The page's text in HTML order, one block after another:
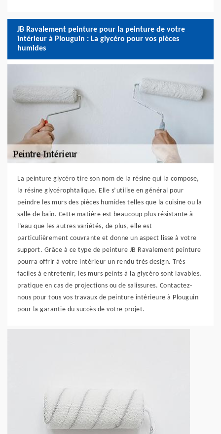
JB Ravalement peinture pour la peinture de votre
intérieur à Plouguin : La glycéro pour vos pièces
humides
La peinture glycéro tire son nom de la résine qui la compose,
la résine glycérophtalique. Elle s’utilise en général pour
peindre les murs des pièces humides telles que la cuisine ou la
salle de bain. Cette matière est beaucoup plus résistante à
l’eau que les autres variétés, de plus, elle est
particulièrement couvrante et donne un aspect lisse à votre
support. Grâce à ce type de peinture JB Ravalement peinture
pourra offrir à votre intérieur un rendu très design. Très
faciles à entretenir, les murs peints à la glycéro sont lavables,
pratique en cas de projections ou de salissures. Contactez-
nous pour tous vos travaux de peinture intérieure à Plouguin
pour la garantie du succès de votre projet.